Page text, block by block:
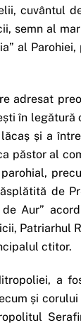
cuvântul
semn al
al Parohiei,
adresat
în legătură
și a
păstor al
de
Aur”
Patriarhul
ctitor.
a
și corului